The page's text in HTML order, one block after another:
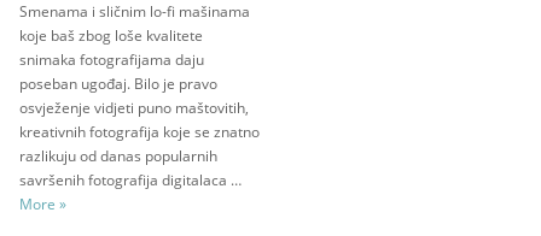
Smenama i sličnim lo-fi mašinama
koje baš zbog loše kvalitete
snimaka fotografijama daju
poseban ugođaj. Bilo je pravo
osvježenje vidjeti puno maštovitih,
kreativnih fotografija koje se znatno
razlikuju od danas popularnih
savršenih fotografija digitalaca …
More Lomotomia
»